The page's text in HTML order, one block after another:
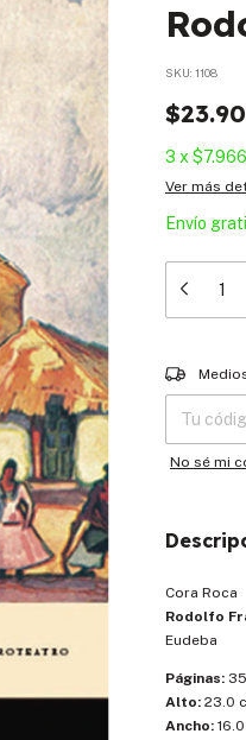
SKU: 1108
3 x
Ver más
Envío
Entregas
No sé mi
Cora Roca
Rodolfo
Eudeba
Páginas:
Alto: 23.0
Ancho: